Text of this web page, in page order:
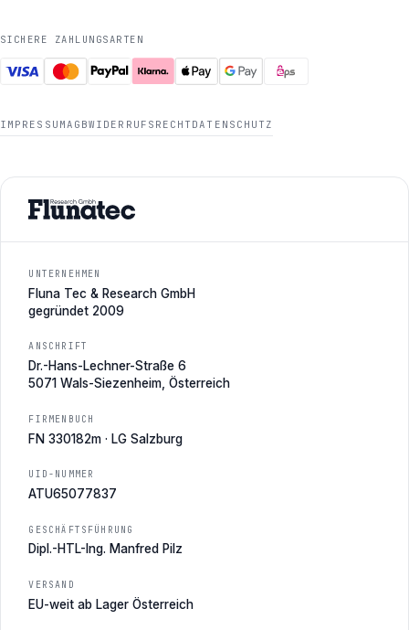
SICHERE ZAHLUNGSARTEN
IMPRESSUM AGBWIDERRUFSRECHT DATENSCHUTZ
UNTERNEHMEN
Fluna Tec & Research GmbH
gegründet 2009
ANSCHRIFT
Dr.-Hans-Lechner-Straße 6
5071 Wals-Siezenheim, Österreich
FIRMENBUCH
FN 330182m · LG Salzburg
UID-NUMMER
ATU65077837
GESCHÄFTSFÜHRUNG
Dipl.-HTL-Ing. Manfred Pilz
VERSAND
EU-weit ab Lager Österreich